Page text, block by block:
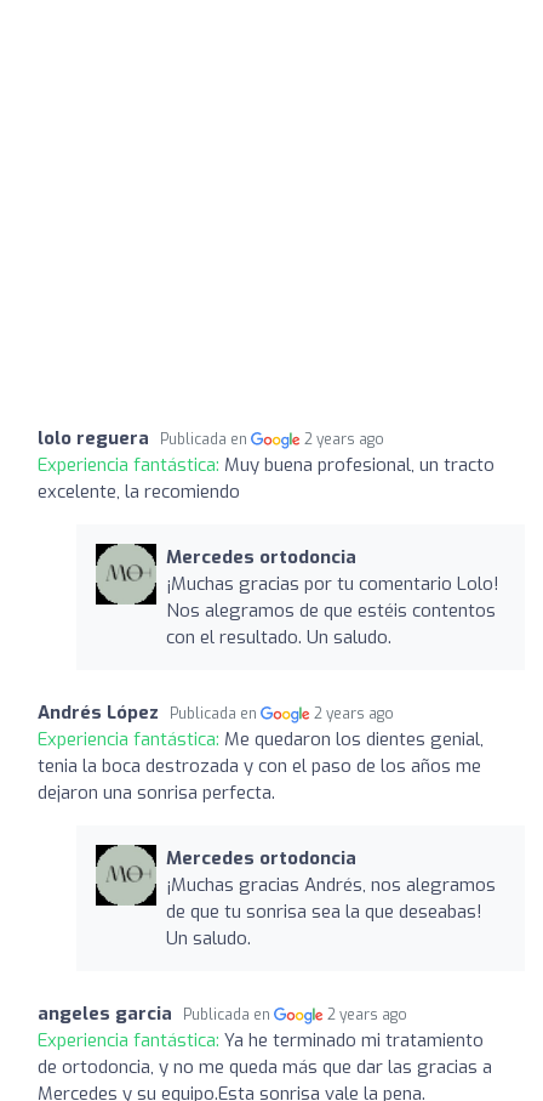
lolo reguera Publicada en 2 years ago
Experiencia fantástica: Muy buena profesional, un tracto
excelente, la recomiendo
Mercedes ortodoncia
¡Muchas gracias por tu comentario Lolo!
Nos alegramos de que estéis contentos
con el resultado. Un saludo.
Andrés López Publicada en 2 years ago
Experiencia fantástica: Me quedaron los dientes genial,
tenia la boca destrozada y con el paso de los años me
dejaron una sonrisa perfecta.
Mercedes ortodoncia
¡Muchas gracias Andrés, nos alegramos
de que tu sonrisa sea la que deseabas!
Un saludo.
angeles garcia Publicada en 2 years ago
Experiencia fantástica: Ya he terminado mi tratamiento
de ortodoncia, y no me queda más que dar las gracias a
Mercedes y su equipo.Esta sonrisa vale la pena.